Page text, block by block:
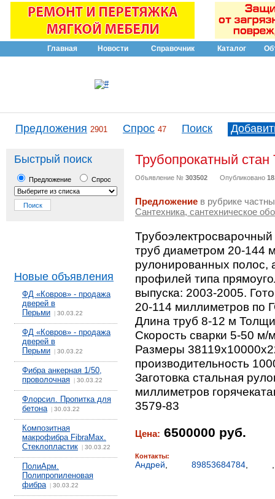
Главная Новости Справочник Каталог
Предложения 2901 Спрос 47 Поиск
Быстрый поиск
Предложение Спрос
Новые объявления
ФД «Ковров» - продажа
дверей в
Перьми
30.03.22
ФД «Ковров» - продажа
дверей в
Перьми
30.03.22
Фибра анкерная 1/50,
проволочная
30.03.22
Флорсил. Пропитка для
бетона| 30.03.22
Композитная
макрофибра FibraMax.
Стеклопластик
30.03.22
ПолиАрм.
Полипропиленовая
фибра| 30.03.22
Трубопрокатный
Объявление № 303502 Опубликовано
Предложение в рубрике
Сантехника, сантехническое
труб диаметром 20-144
рулонированных полос,
профилей типа
выпуска: 2003-2005.
20-114 миллиметров по
Длина труб 8-12 м
Скорость сварки 5-50
Размеры
производительность
Заготовка стальная
миллиметров
3579-83
Цена: 6500000 руб.
Контакты:
Андрей 89853684784